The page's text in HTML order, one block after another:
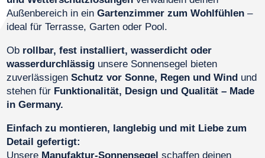
Außenbereich in einGartenzimmer zum Wohlfühlen –
ideal für Terrasse, Garten oder Pool.
Ob rollbar, fest installiert, wasserdicht oder
wasserdurchlässig unsere Sonnensegel bieten
zuverlässigenSchutz vor Sonne, Regen und Wind und
stehen für Funktionalität, Design und Qualität – Made
in Germany.
Einfach zu montieren, langlebig und mit Liebe zum
Detail gefertigt:
Unsere Manufaktur-Sonnensegel schaffen deinen